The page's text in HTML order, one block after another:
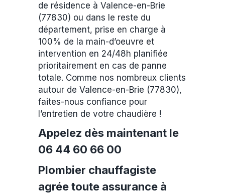
de résidence à Valence-en-Brie
(77830) ou dans le reste du
département, prise en charge à
100% de la main-d’oeuvre et
intervention en 24/48h planifiée
prioritairement en cas de panne
totale. Comme nos nombreux clients
autour de Valence-en-Brie (77830),
faites-nous confiance pour
l’entretien de votre chaudière !
Appelez dès maintenant le
06 44 60 66 00
Plombier chauffagiste
agrée toute assurance à